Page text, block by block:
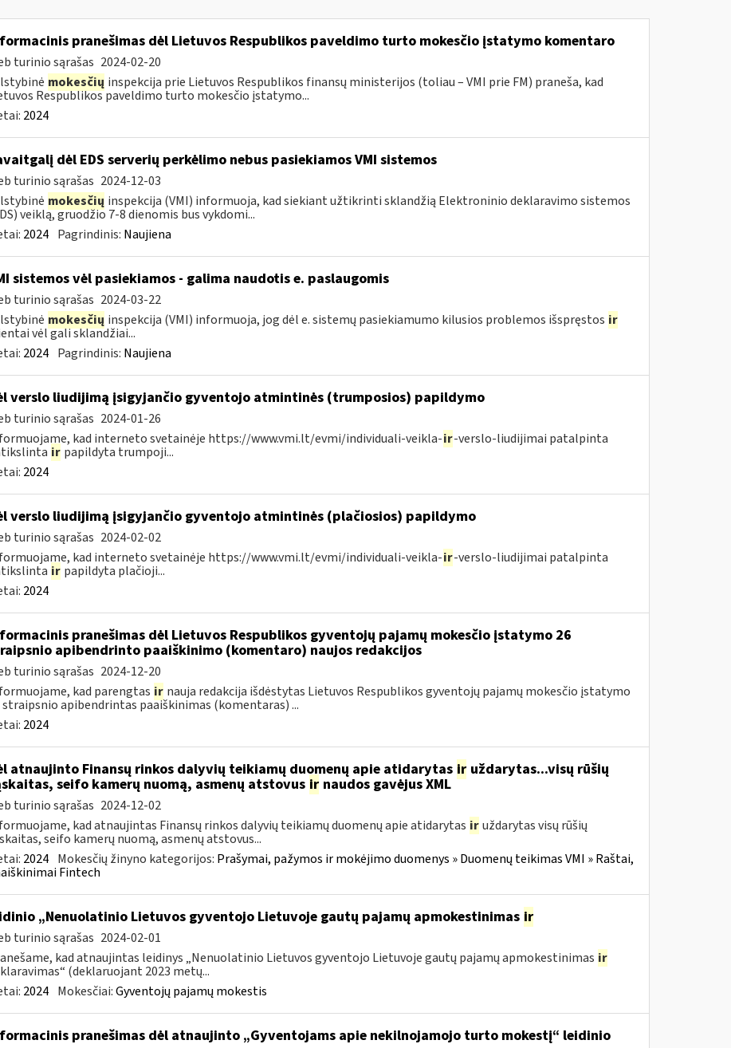
pranešimas dėl Lietuvos Respublikos paveldimo turto mokesčio įstatymo komentaro
turinio sąrašas 2024-02-20
mokesčių inspekcija prie Lietuvos Respublikos finansų ministerijos (toliau – VMI prie FM) praneša, kad
Respublikos paveldimo turto mokesčio įstatymo...
2024
dėl EDS serverių perkėlimo nebus pasiekiamos VMI sistemos
turinio sąrašas 2024-12-03
mokesčių inspekcija (VMI) informuoja, kad siekiant užtikrinti sklandžią Elektroninio deklaravimo sistemos
veiklą, gruodžio 7-8 dienomis bus vykdomi...
2024 Pagrindinis: Naujiena
sistemos vėl pasiekiamos - galima naudotis e. paslaugomis
turinio sąrašas 2024-03-22
mokesčių inspekcija (VMI) informuoja, jog dėl e. sistemų pasiekiamumo kilusios problemos išspręstos ir
vėl gali sklandžiai...
2024 Pagrindinis: Naujiena
verslo liudijimą įsigyjančio gyventojo atmintinės (trumposios) papildymo
turinio sąrašas 2024-01-26
kad interneto svetainėje https://www.vmi.lt/evmi/individuali-veikla-ir-verslo-liudijimai patalpinta
ir papildyta trumpoji...
2024
verslo liudijimą įsigyjančio gyventojo atmintinės (plačiosios) papildymo
turinio sąrašas 2024-02-02
kad interneto svetainėje https://www.vmi.lt/evmi/individuali-veikla-ir-verslo-liudijimai patalpinta
ir papildyta plačioji...
2024
pranešimas dėl Lietuvos Respublikos gyventojų pajamų mokesčio įstatymo 26
apibendrinto paaiškinimo (komentaro) naujos redakcijos
turinio sąrašas 2024-12-20
kad parengtas ir nauja redakcija išdėstytas Lietuvos Respublikos gyventojų pajamų mokesčio įstatymo
straipsnio apibendrintas paaiškinimas (komentaras) ...
2024
atnaujinto Finansų rinkos dalyvių teikiamų duomenų apie atidarytas iruždarytas...visų rūšių
seifo kamerų nuomą, asmenų atstovus irnaudos gavėjus XML
turinio sąrašas 2024-12-02
kad atnaujintas Finansų rinkos dalyvių teikiamų duomenų apie atidarytas ir uždarytas visų rūšių
seifo kamerų nuomą, asmenų atstovus...
2024 Mokesčių žinyno kategorijos: Prašymai, pažymos ir mokėjimo duomenys » Duomenų teikimas VMI » Raštai,
Fintech
„Nenuolatinio Lietuvos gyventojo Lietuvoje gautų pajamų apmokestinimas ir
turinio sąrašas 2024-02-01
kad atnaujintas leidinys „Nenuolatinio Lietuvos gyventojo Lietuvoje gautų pajamų apmokestinimas ir
(deklaruojant 2023 metų...
2024 Mokesčiai:Gyventojų pajamų mokestis
pranešimas dėl atnaujinto „Gyventojams apie nekilnojamojo turto mokestį“ leidinio